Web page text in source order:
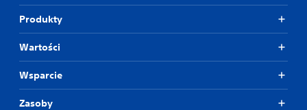
Produkty
Wartości
Wsparcie
Zasoby